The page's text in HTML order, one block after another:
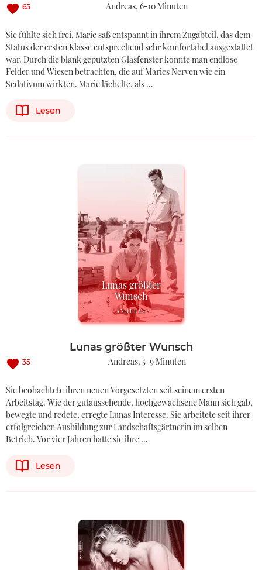
65 Andreas 6-10 Minuten
Sie fühlte sich frei. Marie saß entspannt in ihrem Zugabteil, das dem
Status der ersten Klasse entsprechend sehr komfortabel ausgestattet
war. Durch die blank geputzten Glasfenster konnte man endlose
Felder und Wiesen betrachten, die auf Maries Nerven wie ein
Sedativum wirkten. Marie lächelte, als …
Lesen
Lunas größter
Wunsch
ANDREAS
Lunas größter Wunsch
35 Andreas 5-9 Minuten
Sie beobachtete ihren neuen Vorgesetzten seit seinem ersten
Arbeitstag. Wie der gutaussehende, hochgewachsene Mann sich gab,
bewegte und redete, erregte Lunas Interesse. Sie arbeitete seit ihrer
erfolgreichen Ausbildung zur Landschaftsgärtnerin im selben
Betrieb. Vor vier Jahren hatte sie ihre …
Lesen